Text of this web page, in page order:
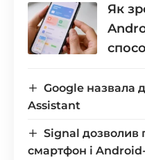
Як
Google назвала
Assistant
Signal дозволив
смартфон і